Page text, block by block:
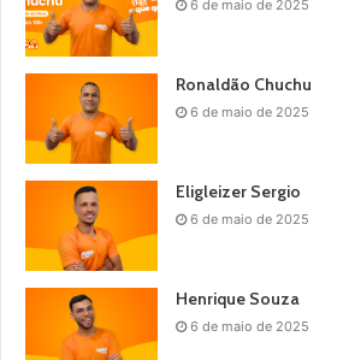
6 de maio de 2025
Ronaldão Chuchu
6 de maio de 2025
Eligleizer Sergio
6 de maio de 2025
Henrique Souza
6 de maio de 2025